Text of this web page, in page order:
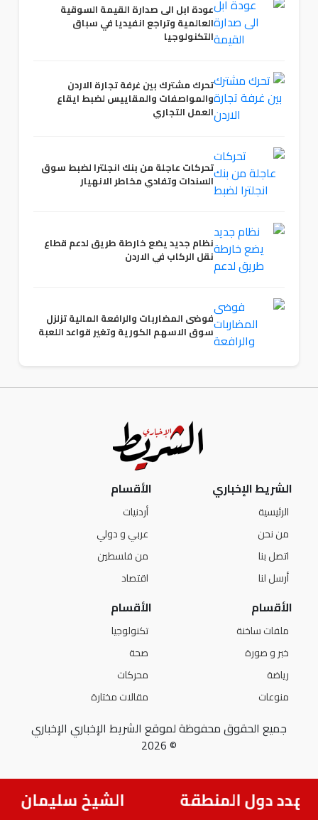
عودة ابل الى صدارة القيمة السوقية
العالمية وتراجع انفيديا في سباق
التكنولوجيا
تحرك مشترك بين غرفة تجارة الاردن
والمواصفات والمقاييس لضبط ايقاع
العمل التجاري
تحركات عاجلة من بنك انجلترا لضبط سوق
السندات وتفادي مخاطر الانهيار
نظام جديد يضع خارطة طريق لدعم قطاع
نقل الركاب في الاردن
فوضى المضاربات والرافعة المالية تزلزل
سوق الاسهم الكورية وتغير قواعد اللعبة
الشريط الإخباري
الرئيسية
من نحن
اتصل بنا
أرسل لنا
الأقسام
أردنيات
عربي و دولي
من فلسطين
اقتصاد
الأقسام
ملفات ساخنة
خبر و صورة
رياضة
منوعات
الأقسام
تكنولوجيا
صحة
محركات
مقالات مختارة
جميع الحقوق محفوظة لموقع الشريط الإخباري الإخباري
© 2026
الشيخ سليمان دول المنطقة